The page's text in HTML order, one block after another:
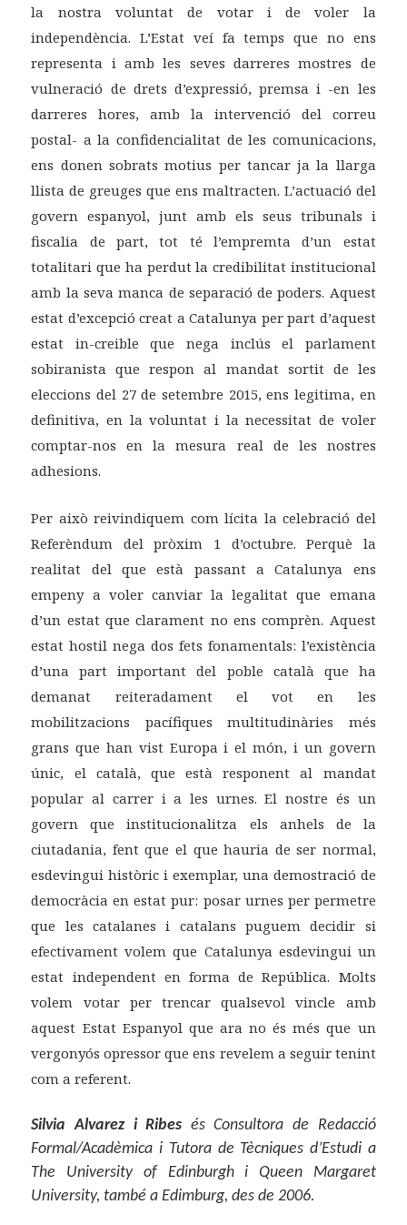
la nostra voluntat de votar i de voler la
independència. L’Estat veí fa temps que no ens
representa i amb les seves darreres mostres de
vulneració de drets d’expressió, premsa i -en les
darreres hores, amb la intervenció del correu
postal- a la confidencialitat de les comunicacions,
ens donen sobrats motius per tancar ja la llarga
llista de greuges que ens maltracten. L’actuació del
govern espanyol, junt amb els seus tribunals i
fiscalia de part, tot té l’empremta d’un estat
totalitari que ha perdut la credibilitat institucional
amb la seva manca de separació de poders. Aquest
estat d’excepció creat a Catalunya per part d’aquest
estat in-creible que nega inclús el parlament
sobiranista que respon al mandat sortit de les
eleccions del 27 de setembre 2015, ens legitima, en
definitiva, en la voluntat i la necessitat de voler
comptar-nos en la mesura real de les nostres
adhesions.
Per això reivindiquem com lícita la celebració del
Referèndum del pròxim 1 d’octubre. Perquè la
realitat del que està passant a Catalunya ens
empeny a voler canviar la legalitat que emana
d’un estat que clarament no ens comprèn. Aquest
estat hostil nega dos fets fonamentals: l’existència
d’una part important del poble català que ha
demanat reiteradament el vot en les
mobilitzacions pacífiques multitudinàries més
grans que han vist Europa i el món, i un govern
únic, el català, que està responent al mandat
popular al carrer i a les urnes. El nostre és un
govern que institucionalitza els anhels de la
ciutadania, fent que el que hauria de ser normal,
esdevingui històric i exemplar, una demostració de
democràcia en estat pur: posar urnes per permetre
que les catalanes i catalans puguem decidir si
efectivament volem que Catalunya esdevingui un
estat independent en forma de República. Molts
volem votar per trencar qualsevol vincle amb
aquest Estat Espanyol que ara no és més que un
vergonyós opressor que ens revelem a seguir tenint
com a referent.
Silvia Alvarez i Ribes és Consultora de Redacció
Formal/Acadèmica i Tutora de Tècniques d’Estudi a
The University of Edinburgh i Queen Margaret
University, també a Edimburg, des de 2006.